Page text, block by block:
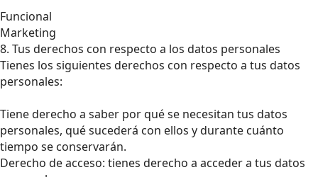
Funcional
Marketing
8. Tus derechos con respecto a los datos personales
Tienes los siguientes derechos con respecto a tus datos
personales:
Tiene derecho a saber por qué se necesitan tus datos
personales, qué sucederá con ellos y durante cuánto
tiempo se conservarán.
Derecho de acceso: tienes derecho a acceder a tus datos